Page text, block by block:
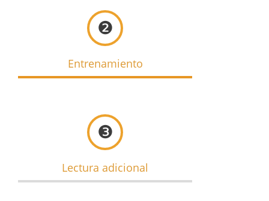
❷
Entrenamiento
❸
Lectura adicional